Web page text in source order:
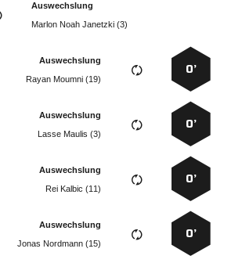
Auswechslung
   
0’
Auswechslung
  
0’
Auswechslung
  
0’
Auswechslung
  
0’
Auswechslung
  